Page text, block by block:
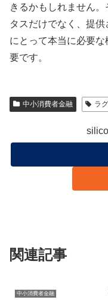
きるかもしれません
タスだけでなく、提
にとって本当に必要
要です。
中小消費者金融 ラ
関連記事
中小消費者金融